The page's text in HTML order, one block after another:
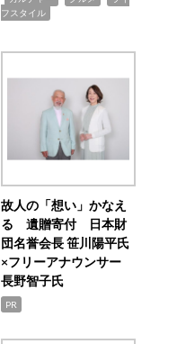
フスタイル
故人の「想い」かなえ
る 遺贈寄付 日本財
団名誉会長 笹川陽平氏
×フリーアナウンサー
長野智子氏
PR